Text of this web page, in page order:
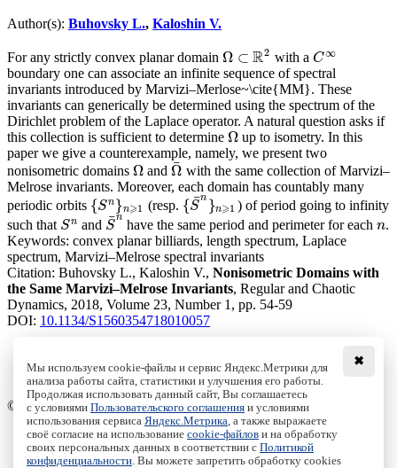
Author(s): Buhovsky L., Kaloshin V.
For any strictly convex planar domain Ω ⊂ R2
Ω ⊂R2 with a C∞
C∞
boundary one can associate an infinite sequence of spectral
invariants introduced by Marvizi–Merlose~\cite{MM}. These
invariants can generically be determined using the spectrum of the
Dirichlet problem of the Laplace operator. A natural question asks if
this collection is sufficient to determine Ω
Ω up to isometry. In this
paper we give a counterexample, namely, we present two
nonisometric domains Ω
Ω andΩ
¯
Ω ¯with the same collection of Marvizi–
Melrose invariants. Moreover, each domain has countably many
periodic orbits {Sn}n⩾1
{ Sn}n⩾1 (resp. {S
¯n }n⩾1
{ S¯ n}n⩾ 1
) of period going to infinity
such that Sn
Sn and S
¯n
S¯ nhave the same period and perimeter for each n
n.
Keywords: convex planar billiards, length spectrum, Laplace
spectrum, Marvizi–Melrose spectral invariants
Citation: Buhovsky L., Kaloshin V., Nonisometric Domains with
the Same Marvizi–Melrose Invariants, Regular and Chaotic
Dynamics, 2018, Volume 23, Number 1, pp. 54-59
DOI: 10.1134/S1560354718010057
Access to the full text on the Springer website
© Institute of Computer Science Izhevsk, 2005 - 2026
About Journal
Editorial Board
✖
Мы используем cookie-файлы и сервис Яндекс.Метрики для
анализа работы сайта, статистики и улучшения его работы.
Продолжая использовать данный сайт, Вы соглашаетесь
с условиями Пользовательского соглашения и условиями
использования сервиса Яндекс.Метрика , а также выражаете
своё согласие на использование cookie-файлов и на обработку
своих персональных данных в соответствии с Политикой
конфиденциальности . Вы можете запретить обработку cookies